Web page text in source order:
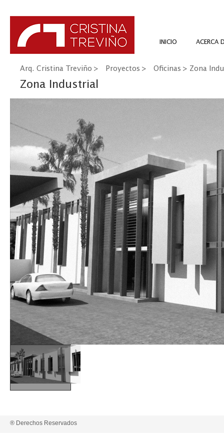
INICIO ACERCA
Arq. Cristina Treviño > Proyectos > Oficinas > Zona
Zona Industrial
® Derechos Reservados